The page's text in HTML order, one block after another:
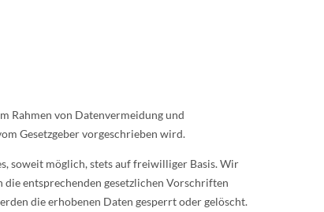
Rahmen von Datenvermeidung und
Gesetzgeber vorgeschrieben wird.
soweit möglich, stets auf freiwilliger Basis. Wir
die entsprechenden gesetzlichen Vorschriften
die erhobenen Daten gesperrt oder gelöscht.